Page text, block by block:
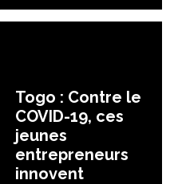
Togo : Contre le
COVID-19, ces
jeunes
entrepreneurs
innovent